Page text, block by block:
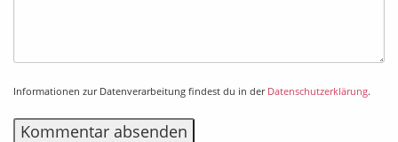
Informationen zur Datenverarbeitung findest du in der Datenschutzerklärung.